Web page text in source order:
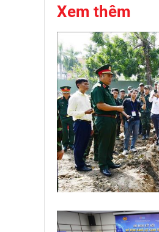
Xem thêm